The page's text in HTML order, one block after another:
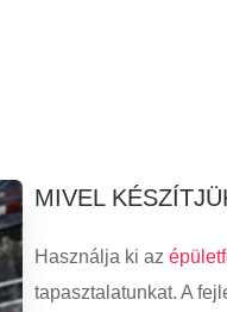
MIVEL
Használja ki az
tapasztalatunkat. A